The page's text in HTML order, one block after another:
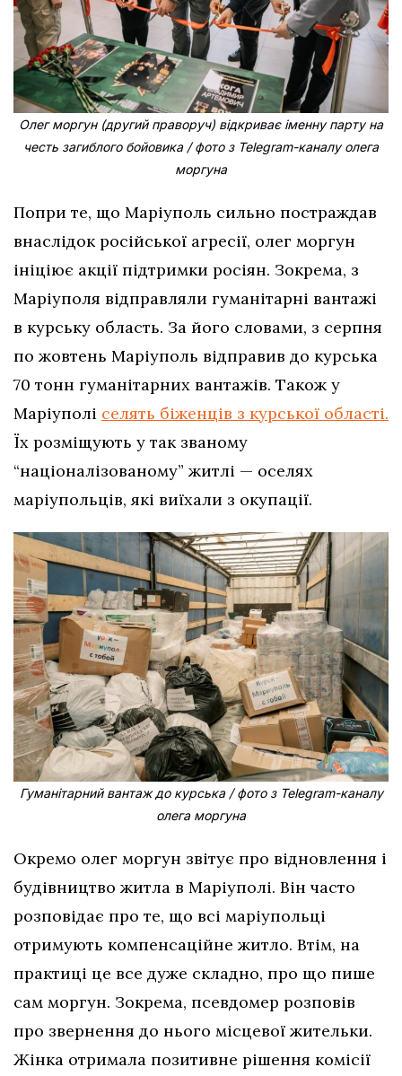
Олег моргун (другий праворуч) відкриває іменну парту на
честь загиблого бойовика / фото з Telegram-каналу олега
моргуна
Попри те, що Маріуполь сильно постраждав
внаслідок російської агресії, олег моргун
ініціює акції підтримки росіян. Зокрема, з
Маріуполя відправляли гуманітарні вантажі
в курську область. За його словами, з серпня
по жовтень Маріуполь відправив до курська
70 тонн гуманітарних вантажів. Також у
Маріуполі селять біженців з курської області.
Їх розміщують у так званому
“націоналізованому” житлі — оселях
маріупольців, які виїхали з окупації.
Гуманітарний вантаж до курська / фото з Telegram-каналу
олега моргуна
Окремо олег моргун звітує про відновлення і
будівництво житла в Маріуполі. Він часто
розповідає про те, що всі маріупольці
отримують компенсаційне житло. Втім, на
практиці це все дуже складно, про що пише
сам моргун. Зокрема, псевдомер розповів
про звернення до нього місцевої жительки.
Жінка отримала позитивне рішення комісії